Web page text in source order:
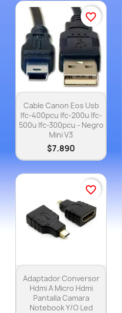
Vista rápida
Cable Canon Eos Usb
Ifc-400pcu Ifc-200u Ifc-
500u Ifc-300pcu - Negro
Mini V3
$7.890
favorite_border
Vista rápida
Adaptador Conversor
Hdmi A Micro Hdmi
Pantalla Camara
Notebook Y/o Led
favorite_border